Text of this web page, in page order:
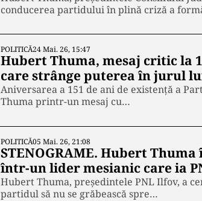
conducerea partidului în plină criză a
POLITICĂ24 Mai. 26, 15:47
Hubert Thuma, mesaj critic la
care strânge puterea în jurul
Aniversarea a 151 de ani de existență a
Thuma printr-un mesaj cu…
POLITICĂ05 Mai. 26, 21:08
STENOGRAME. Hubert
într-un lider mesianic care ia
Hubert Thuma, președintele PNL Ilfov, a
partidul să nu se grăbească spre…